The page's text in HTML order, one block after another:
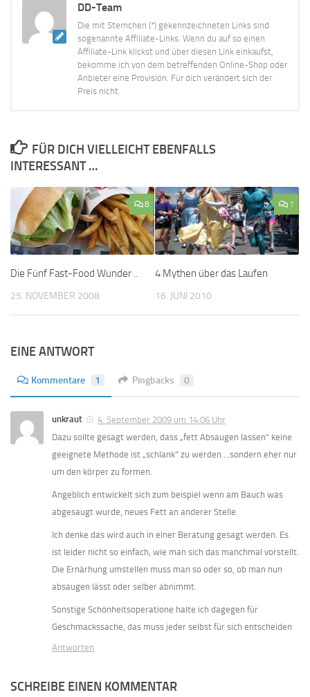
DD-Team
Die mit Sternchen (*) gekennzeichneten Links sind
sogenannte Affiliate-Links. Wenn du auf so einen
Affiliate-Link klickst und über diesen Link einkaufst,
bekomme ich von dem betreffenden Online-Shop oder
Anbieter eine Provision. Für dich verändert sich der
Preis nicht.
FÜR DICH VIELLEICHT EBENFALLS
INTERESSANT …
8
Die Fünf Fast-Food Wunder ..
25. NOVEMBER 2008
1
4 Mythen über das Laufen
16. JUNI 2010
EINE ANTWORT
Kommentare 1 Pingbacks 0
unkraut
4. September 2009 um 14:06 Uhr
Dazu sollte gesagt werden, dass „fett Absaugen lassen“ keine
geeignete Methode ist „schlank“ zu werden….sondern eher nur
um den körper zu formen.
Angeblich entwickelt sich zum beispiel wenn am Bauch was
abgesaugt wurde, neues Fett an anderer Stelle.
Ich denke das wird auch in einer Beratung gesagt werden. Es
ist leider nicht so einfach, wie man sich das manchmal vorstellt.
Die Ernärhung umstellen muss man so oder so, ob man nun
absaugen lässt oder selber abnimmt.
Sonstige Schönheitsoperatione halte ich dagegen für
Geschmackssache, das muss jeder selbst für sich entscheiden
Antworten
SCHREIBE EINEN KOMMENTAR